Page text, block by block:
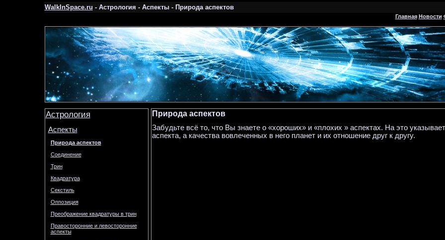
WalkInSpace.ru- Астрология - Аспекты - Природа аспектов
Главная Новости
Астрология
Аспекты
Природа аспектов
Соединение
Трин
Квадратура
Секстиль
Оппозиция
Преображение квадратуры в трин
Правосторонние и левосторонние
аспекты
Природа аспектов
Забудьте всё то, что Вы знаете о «хороших» и «плохих » аспектах. На это
аспекта, а качества вовлеченных в него планет и их отношение друг к другу.